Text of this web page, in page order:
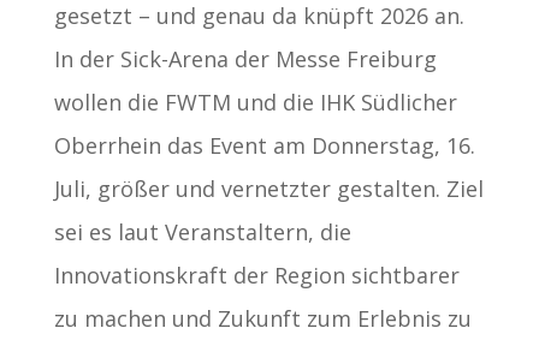
gesetzt – und genau da knüpft 2026 an.
In der Sick-Arena der Messe Freiburg
wollen die FWTM und die IHK Südlicher
Oberrhein das Event am Donnerstag, 16.
Juli, größer und vernetzter gestalten. Ziel
sei es laut Veranstaltern, die
Innovationskraft der Region sichtbarer
zu machen und Zukunft zum Erlebnis zu